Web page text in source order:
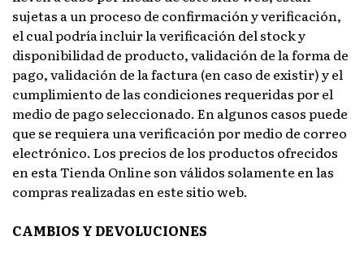
sujetas a un proceso de confirmación y verificación,
el cual podría incluir la verificación del stock y
disponibilidad de producto, validación de la forma de
pago, validación de la factura (en caso de existir) y el
cumplimiento de las condiciones requeridas por el
medio de pago seleccionado. En algunos casos puede
que se requiera una verificación por medio de correo
electrónico. Los precios de los productos ofrecidos
en esta Tienda Online son válidos solamente en las
compras realizadas en este sitio web.
CAMBIOS Y DEVOLUCIONES